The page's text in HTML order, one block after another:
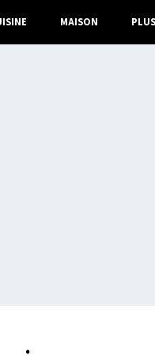
MAISON PLUS